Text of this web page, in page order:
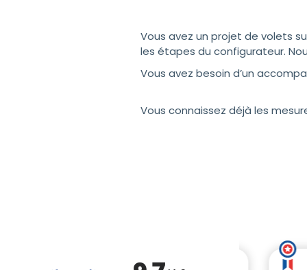
Vous avez un projet de volets
les étapes du configurateur.
Vous avez besoin d’un
Vous connaissez déjà les